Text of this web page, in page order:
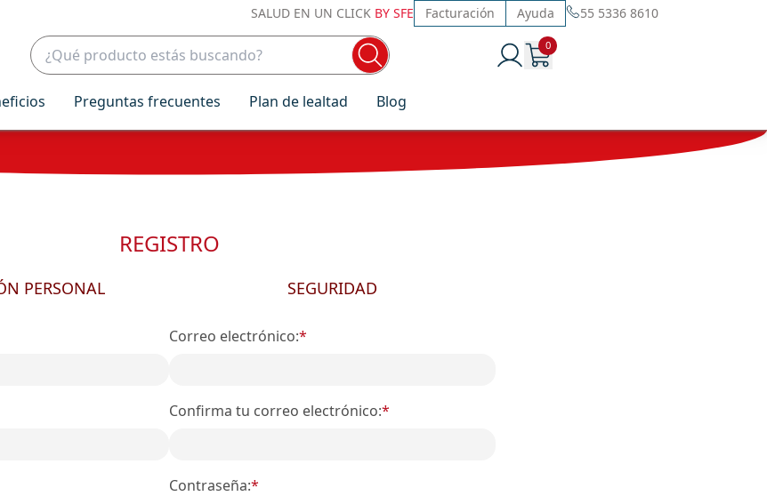
SALUD EN UN CLICK BY SFE Facturación Ayuda 55 5336 8610
0
Preguntas frecuentes Plan de lealtad Blog
REGISTRO
PERSONAL SEGURIDAD
Correo electrónico:*
Confirma tu correo electrónico:*
Contraseña:*